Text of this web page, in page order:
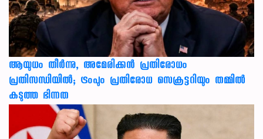
ആയുധം തീർന്നു, അമേരിക്കൻ പ്രതിരോധം
പ്രതിസന്ധിയിൽ; ട്രംപും പ്രതിരോധ സെക്രട്ടറിയും തമ്മിൽ
കടുത്ത ഭിന്നത